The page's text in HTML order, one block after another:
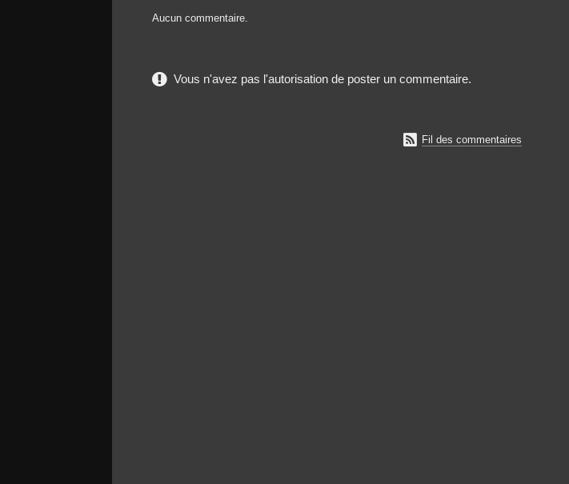
Aucun commentaire.
Vous n'avez pas l'autorisation de poster un commentaire.
 Fil des commentaires